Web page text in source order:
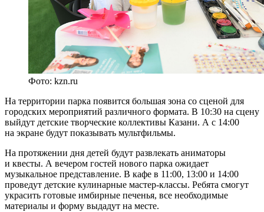
Фото: kzn.ru
На территории парка появится большая зона со сценой для
городских мероприятий различного формата. В 10:30 на сцену
выйдут детские творческие коллективы Казани. А с 14:00
на экране будут показывать мультфильмы.
На протяжении дня детей будут развлекать аниматоры
и квесты. А вечером гостей нового парка ожидает
музыкальное представление. В кафе в 11:00, 13:00 и 14:00
проведут детские кулинарные мастер-классы. Ребята смогут
украсить готовые имбирные печенья, все необходимые
материалы и форму выдадут на месте.